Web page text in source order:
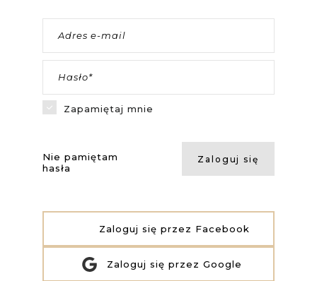
Adres e-mail
Hasło*
Zapamiętaj mnie
Zaloguj się
Nie pamiętam
hasła
Zaloguj się przez Google
Zaloguj się przez Facebook